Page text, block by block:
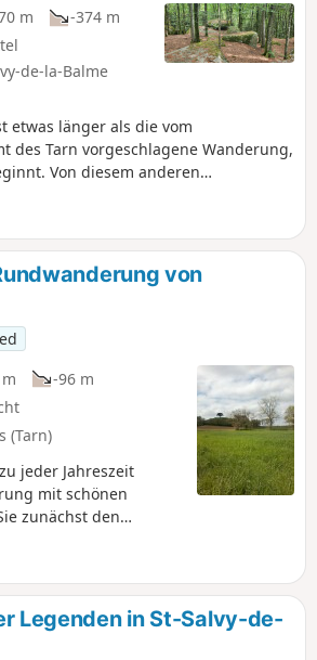
m
-374 m
de-la-Balme
etwas länger als die vom
des Tarn vorgeschlagene Wanderung,
Von diesem anderen
sehen, zwei berühmte
des Sidobre. Bei klarem Wetter bietet
einen wunderschönen Blick auf die
im Hintergrund und schöne,
von
-96 m
(Tarn)
jeder Jahreszeit
mit schönen
zunächst den
Einige
führen über
respektieren Sie
Legenden in St-Salvy-de-